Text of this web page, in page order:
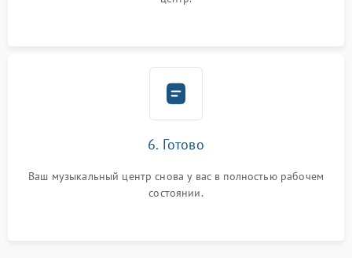
6. Готово
Ваш музыкальный центр снова у вас в полностью рабочем
состоянии.